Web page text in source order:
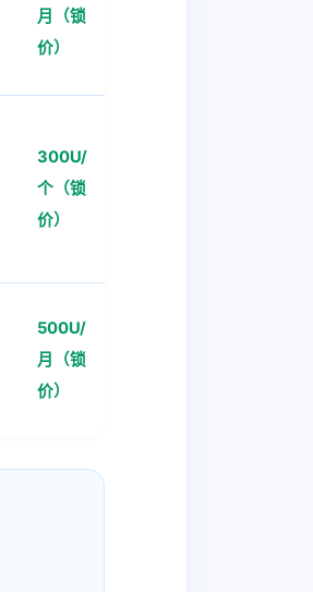
月（锁
价）
300U/
个（锁
价）
500U/
月（锁
价）